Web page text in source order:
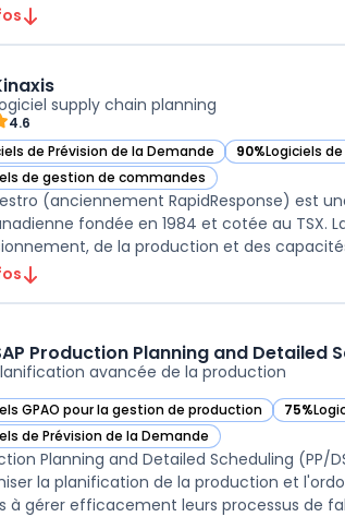
supply chain planning
4.6
de Prévision de la Demande
dans cette catégorie 90%Logiciels
— voir Kinaxis
de gestion de commandes
dans cette catégorie
(anciennement RapidResponse) est
fondée en 1984 et cotée au TSX.
de la production et des
Production Planning and Detailed
avancée de la production
GPAO pour la gestion de production
Production Planning and Detailed Scheduling
75%
— voir
de Prévision de la Demande
Production Planning and Detailed Scheduling (PP/
Planning and Detailed Scheduling (PP/
la planification de la production et
à gérer efficacement leurs processus de